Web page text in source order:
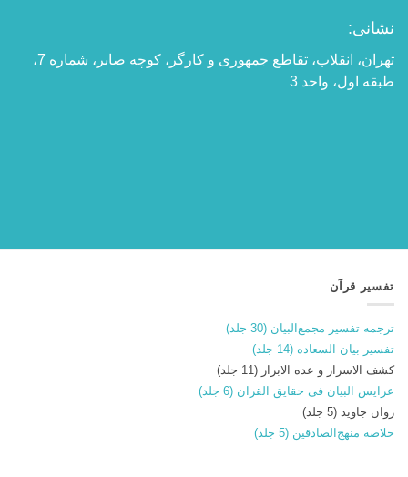
نشانی:
تهران، انقلاب، تقاطع جمهوری و کارگر، کوچه صابر، شماره 7،
طبقه اول، واحد 3
تفسیر قرآن
ترجمه تفسیر مجمع‌البیان (30 جلد)
تفسیر بیان السعاده (14 جلد)
کشف الاسرار و عده الابرار (11 جلد)
عرایس البیان فی حقایق القران (6 جلد)
روان جاوید (5 جلد)
خلاصه منهج‌الصادقین (5 جلد)